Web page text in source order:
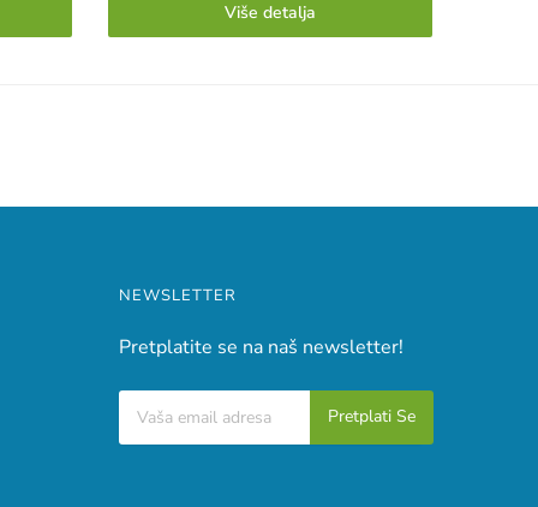
Više detalja
NEWSLETTER
Pretplatite se na naš newsletter!